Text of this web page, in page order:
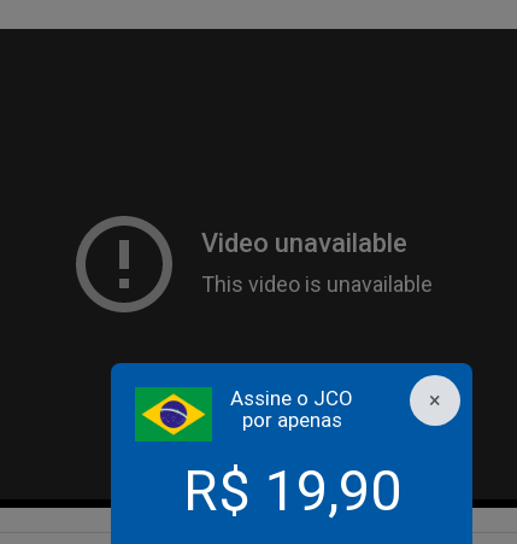
×
Assine o JCO
por apenas
R$ 19,90